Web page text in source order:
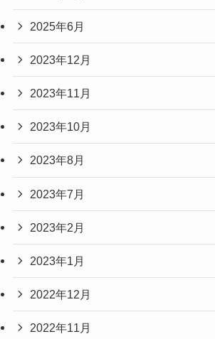
2025年6月
2023年12月
2023年11月
2023年10月
2023年8月
2023年7月
2023年2月
2023年1月
2022年12月
2022年11月